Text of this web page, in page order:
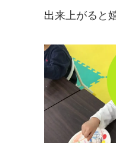
出来上がると